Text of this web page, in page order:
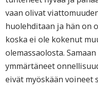
vaan olivat
huolehditaan ja hän on
koska ei ole kokenut
olemassaolosta.
ymmärtäneet
eivät myöskään voineet